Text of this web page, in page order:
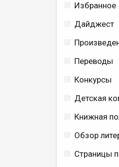
Избранное
Дайджест
Переводы
Конкурсы
Детская
Книжная
Обзор
Страницы